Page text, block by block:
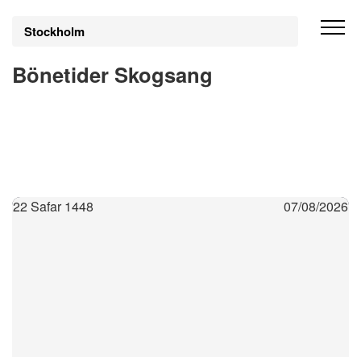
Stockholm
Bönetider Skogsang
22 Safar 1448 07/08/2026